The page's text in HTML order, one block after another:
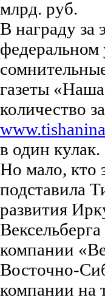
млрд. руб.
В награду за
газеты
количество
в один кулак.
Но мало, кто
подставила
развития
компании
Восточно-
компании на